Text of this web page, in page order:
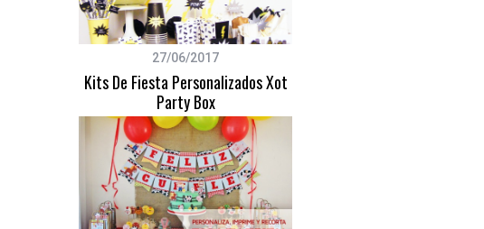
27/06/2017
Kits De Fiesta Personalizados Xot
Party Box